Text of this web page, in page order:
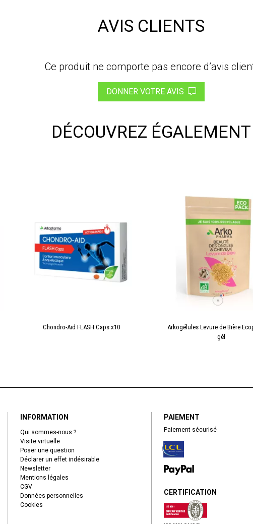
AVIS CLIENTS
Ce produit ne comporte pas encore d’avis
DONNER VOTRE AVIS
DÉCOUVREZ ÉGALEMENT
Chondro-Aid FLASH Caps x10
Arkogélules Levure de Bière
gél
INFORMATION
Qui sommes-nous ?
Visite virtuelle
Poser une question
Déclarer un effet indésirable
Newsletter
Mentions légales
CGV
Données personnelles
Cookies
PAIEMENT
Paiement sécurisé
CERTIFICATION